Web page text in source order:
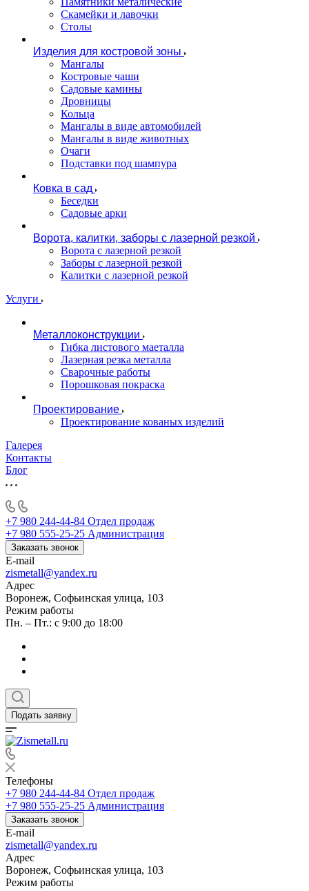
Скамейки и лавочки
Столы
Изделия для костровой зоны
Мангалы
Костровые чаши
Садовые камины
Дровницы
Кольца
Мангалы в виде автомобилей
Мангалы в виде животных
Очаги
Подставки под шампура
Ковка в сад
Беседки
Садовые арки
Ворота, калитки, заборы с лазерной резкой
Ворота с лазерной резкой
Заборы с лазерной резкой
Калитки с лазерной резкой
Услуги
Металлоконструкции
Гибка листового маеталла
Лазерная резка металла
Сварочные работы
Порошковая покраска
Проектирование
Проектирование кованых изделий
Галерея
Контакты
Блог
+7 980 244-44-84 Отдел продаж
+7 980 555-25-25 Администрация
Заказать звонок
E-mail
zismetall@yandex.ru
Адрес
Воронеж, Софьинская улица, 103
Режим работы
Пн. – Пт.: с 9:00 до 18:00
Подать заявку
Телефоны
+7 980 244-44-84 Отдел продаж
+7 980 555-25-25 Администрация
Заказать звонок
E-mail
zismetall@yandex.ru
Адрес
Воронеж, Софьинская улица, 103
Режим работы